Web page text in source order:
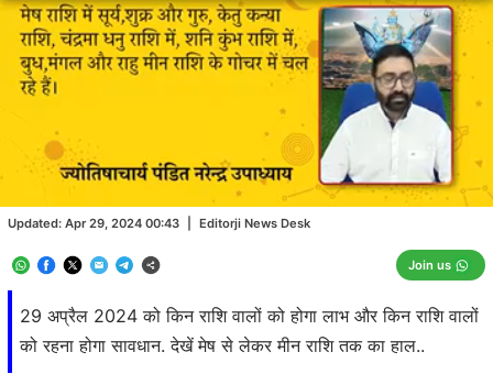
29 अप्रैल 2024 को किन राशि वालों को होगा लाभ और किन राशि वालों
को रहना होगा सावधान. देखें मेष से लेकर मीन राशि तक का हाल..
Updated: Apr 29, 2024 00:43 Editorji News Desk
Join us
Unmute
Loaded:
23.64%